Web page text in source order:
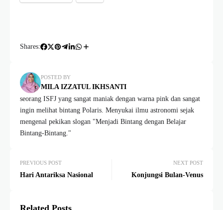
Shares:
POSTED BY
MILA IZZATUL IKHSANTI
seorang ISFJ yang sangat maniak dengan warna pink dan sangat
ingin melihat bintang Polaris. Menyukai ilmu astronomi sejak
mengenal pekikan slogan "Menjadi Bintang dengan Belajar
Bintang-Bintang."
PREVIOUS POST
Hari Antariksa Nasional
NEXT POST
Konjungsi Bulan-Venus
Related Posts